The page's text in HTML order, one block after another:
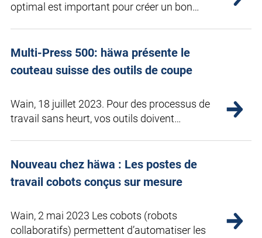
optimal est important pour créer un bon…
Multi-Press 500: häwa présente le
couteau suisse des outils de coupe
Wain, 18 juillet 2023. Pour des processus de
travail sans heurt, vos outils doivent…
Nouveau chez häwa : Les postes de
travail cobots conçus sur mesure
Wain, 2 mai 2023 Les cobots (robots
collaboratifs) permettent d’automatiser les